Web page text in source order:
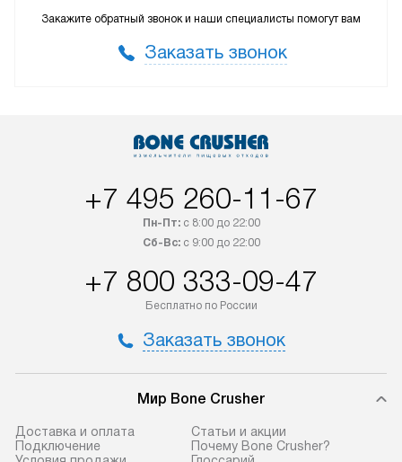
Закажите обратный звонок и наши специалисты помогут вам
Заказать звонок
+7 495 260-11-67
Пн-Пт:с 8:00 до 22:00
Сб-Вс:с 9:00 до 22:00
+7 800 333-09-47
Бесплатно по России
Заказать звонок
Мир Bone Crusher
Доставка и оплата
Подключение
Статьи и акции
Почему Bone Crusher?